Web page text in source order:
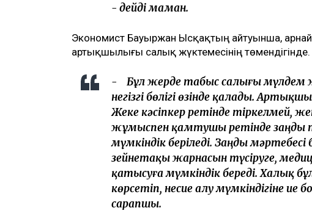
- дейді маман.
Экономист Бауыржан Ысқақтың айтуынша,
артықшылығы салық жүктемесінің төмендігінде.
- Бұл жерде табыс салығы
негізгі бөлігі өзінде қалады.
Жеке кәсіпкер ретінде тіркелмей,
жұмыспен қамтушы ретінде заңды
мүмкіндік беріледі. Заңды
зейнетақы жарнасын түсіруге,
қатысуға мүмкіндік береді. Халық
көрсетіп, несие алу мүмкіндігіне ие
сарапшы.